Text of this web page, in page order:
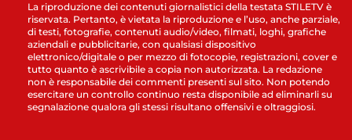
La riproduzione dei contenuti giornalistici della testata STILETV è
riservata. Pertanto, è vietata la riproduzione e l’uso, anche parziale,
di testi, fotografie, contenuti audio/video, filmati, loghi, grafiche
aziendali e pubblicitarie, con qualsiasi dispositivo
elettronico/digitale o per mezzo di fotocopie, registrazioni, cover e
tutto quanto è ascrivibile a copia non autorizzata. La redazione
non è responsabile dei commenti presenti sul sito. Non potendo
esercitare un controllo continuo resta disponibile ad eliminarli su
segnalazione qualora gli stessi risultano offensivi e oltraggiosi.